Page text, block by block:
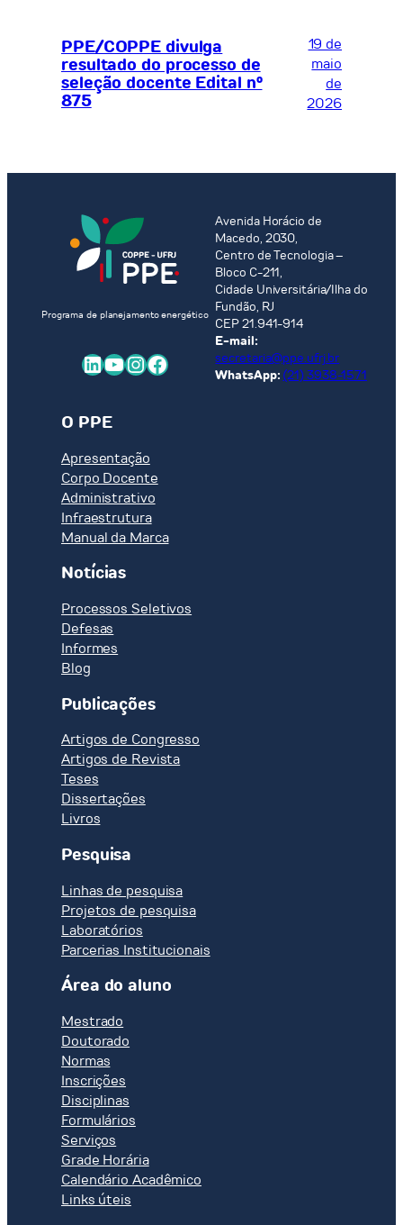
PPE/COPPE divulga
resultado do processo de
seleção docente Edital nº
875
19 de
maio
de
2026
Programa de planejamento energético
LinkedIn Youtube InstagramFacebook
Avenida Horácio de
Macedo, 2030,
Centro de Tecnologia –
Bloco C-211,
Cidade Universitária/Ilha do
Fundão, RJ
CEP 21.941-914
E-mail:
secretaria@ppe.ufrj.br
WhatsApp: (21) 3938-1571
O PPE
Apresentação
Corpo Docente
Administrativo
Infraestrutura
Manual da Marca
Notícias
Processos Seletivos
Defesas
Informes
Blog
Publicações
Artigos de Congresso
Artigos de Revista
Teses
Dissertações
Livros
Pesquisa
Linhas de pesquisa
Projetos de pesquisa
Laboratórios
Parcerias Institucionais
Área do aluno
Mestrado
Doutorado
Normas
Inscrições
Disciplinas
Formulários
Serviços
Grade Horária
Calendário Acadêmico
Links úteis